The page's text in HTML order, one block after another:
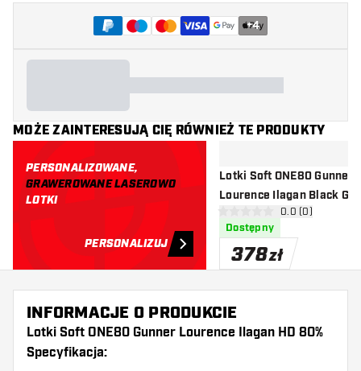
+4
MOŻE ZAINTERESUJĄ CIĘ RÓWNIEŻ TE PRODUKTY
PERSONALIZOWANE,
GRAWEROWANE LASEROWO
LOTKI
PERSONALIZUJ
Lotki Soft ONE80 Gunner
Lourence Ilagan Black
otwórz panel
0 gwiazdki oceny0.0 (0)
Dostępny
378zł
INFORMACJE O PRODUKCIE
Lotki Soft ONE80 Gunner Lourence Ilagan HD 80%
Specyfikacja: